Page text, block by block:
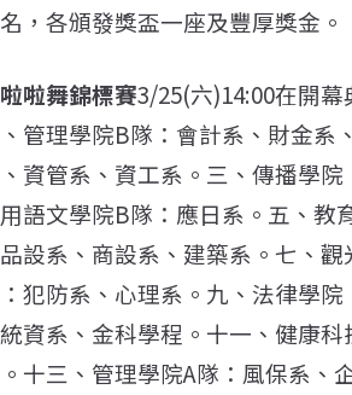
，各頒發獎盃一座及豐厚獎金。
啦舞錦標賽3/25(六)14:00在開
管理學院B隊：會計系、財金系
資管系、資工系。三、傳播學
語文學院B隊：應日系。五、教
設系、商設系、建築系。七、
犯防系、心理系。九、法律學
資系、金科學程。十一、健康
十三、管理學院A隊：風保系、